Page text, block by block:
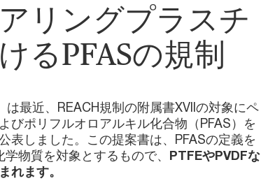
リングプラスチ
るPFASの規制
は最近、REACH規制の附属書XVIIの対象にペ
びポリフルオロアルキル化合物（PFAS）を
表しました。この提案書は、PFASの定義を
物質を対象とするもので、 PTFEやPVDFな
れます。